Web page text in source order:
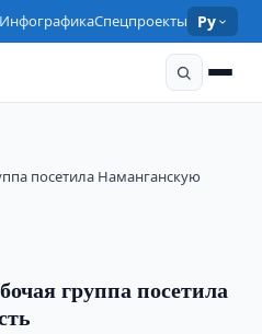
ИнфографикаСпецпроекты Ру
посетила Наманганскую
группа посетила